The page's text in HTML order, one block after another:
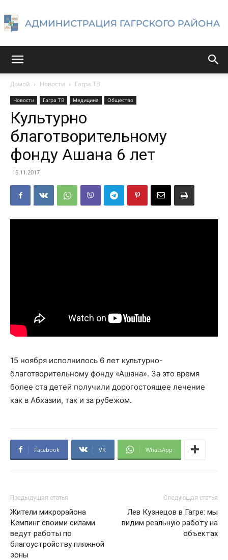
Гагрского
района
Домой Новости Гагра ТВ
Новости Гагра ТВ Медицина Общество
Культурно
благотворительному
фонду Ашана 6 лет
16.11.2017
15 ноября исполнилось 6 лет культурно-
благотворительному фонду «Ашана». За это время
более ста детей получили дорогостоящее лечение
как в Абхазии, так и за рубежом.
Facebook VK WhatsApp
Предыдущая статья
Жители микрорайона
Кемпинг своими силами
ведут работы по
благоустройству пляжной
зоны
Следующая статья
Лев Кузнецов в Гагре: мы
видим реальную работу на
объектах